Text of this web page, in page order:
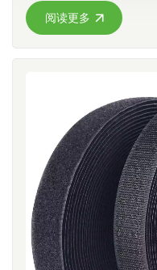
通用电缆管理和捆绑应用
目而言，标准材料能够提
紧固可重复使用数百次安
寸选择经济实惠，适用于
业对其产品或装置中使用
应用，我们也提供符合
项适用于指定使用经过阻
包括：数据中心电信设
设备制造 UL 94 V-2 材料
于项目需要此规格的客户
适合您的项目？ 最佳选
94 V-2 材料通用线缆管
阅读更多